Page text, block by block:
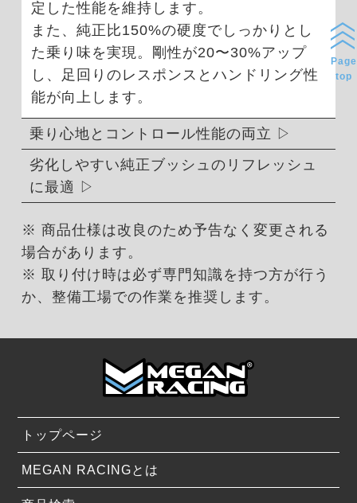
定した性能を維持します。
また、純正比150%の硬度でしっかりとし
た乗り味を実現。剛性が20〜30%アップ
し、足回りのレスポンスとハンドリング性
能が向上します。
乗り心地とコントロール性能の両立
劣化しやすい純正ブッシュのリフレッシュ
に最適
※ 商品仕様は改良のため予告なく変更される
場合があります。
※ 取り付け時は必ず専門知識を持つ方が行う
か、整備工場での作業を推奨します。
トップページ
MEGAN RACINGとは
Page
top